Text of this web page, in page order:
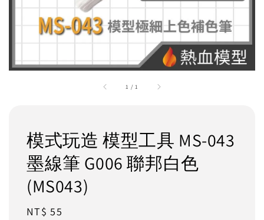
1 / 1
模式玩造 模型工具 MS-043
墨線筆 G006 聯邦白色
(MS043)
Regular
NT$ 55